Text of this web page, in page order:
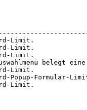
Limit.
Limit.
| Discord-
belegt
| Discord-
Formular-
| Discord-